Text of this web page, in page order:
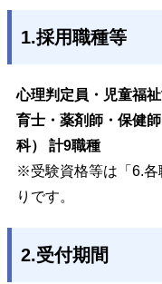
1.採用職種等
心理判定員・児童福
育士・薬剤師・保健
科） 計9職種
※受験資格等は「6.各
りです。
2.受付期間